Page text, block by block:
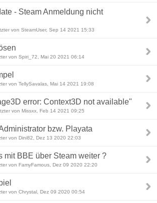
- Steam Anmeldung nicht
von SteamUser, Sep 14 2021 15:33
von Spiri_72, Mai 20 2021 06:14
von TellySavalas, Mai 14 2021 19:08
error: Context3D not available"
von Missxx, Feb 14 2021 09:25
bzw. Playata
von Dini82, Dez 13 2020 22:03
mit BBE über Steam weiter ?
von FamyFamous, Dez 09 2020 22:20
von Chrystal, Dez 09 2020 00:54